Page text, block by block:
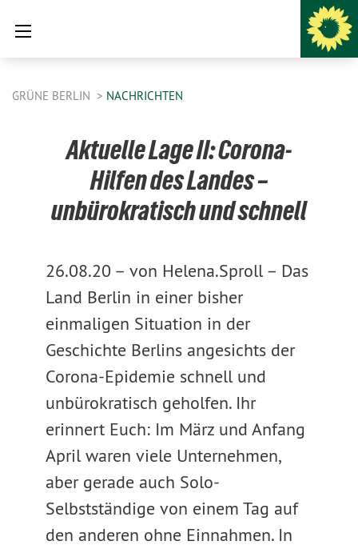
GRÜNE BERLIN NACHRICHTEN
Aktuelle Lage II: Corona-
Hilfen des Landes –
unbürokratisch und schnell
26.08.20 – von Helena.Sproll – Das
Land Berlin in einer bisher
einmaligen Situation in der
Geschichte Berlins angesichts der
Corona-Epidemie schnell und
unbürokratisch geholfen. Ihr
erinnert Euch: Im März und Anfang
April waren viele Unternehmen,
aber gerade auch Solo-
Selbstständige von einem Tag auf
den anderen ohne Einnahmen. In